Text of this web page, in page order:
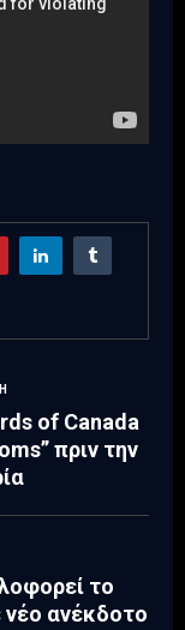
of Canada
πριν την
το
νέο ανέκδοτο